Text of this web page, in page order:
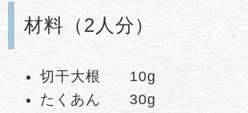
材料（2人分）
切干大根 10g
たくあん 30g